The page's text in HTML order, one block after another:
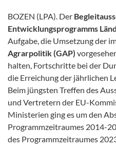
BOZEN (LPA). Der
Entwicklungsprogramms
Aufgabe, die Umsetzung der
Agrarpolitik (GAP)
halten, Fortschritte bei der
die Erreichung der jährlichen
Beim jüngsten Treffen des
und Vertretern der EU-
Ministerien ging es um den
Programmzeitraumes 2014-
des Programmzeitraumes